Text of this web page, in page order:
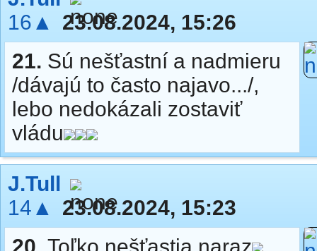
16▲
23.08.2024, 15:26
21. Sú nešťastní a nadmieru
/dávajú to často najavo.../,
lebo nedokázali zostaviť
vládu
J.Tull
14▲
23.08.2024, 15:23